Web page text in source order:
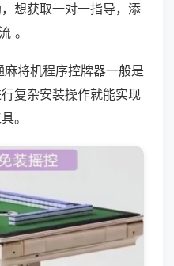
想获取一对一指导，添
。
将机程序控牌器一般是
复杂安装操作就能实现
。